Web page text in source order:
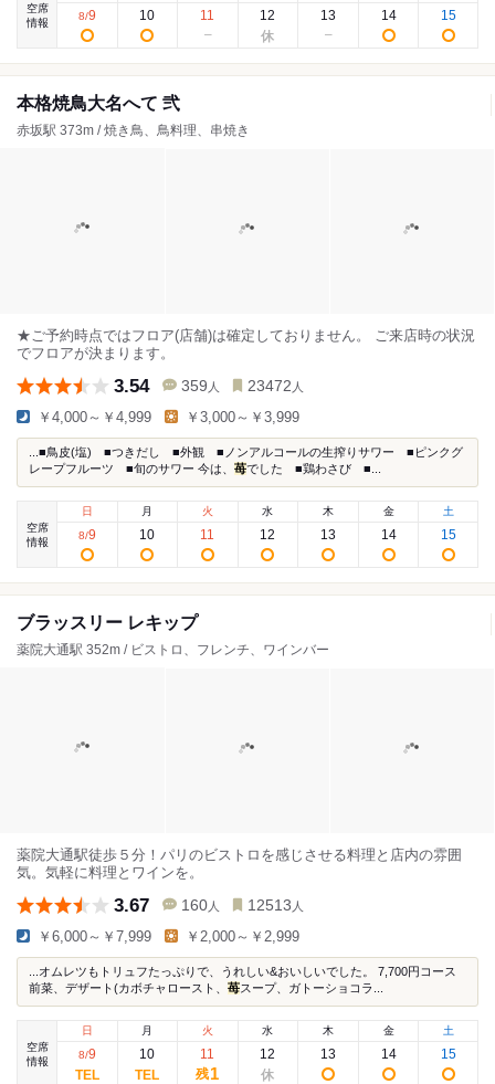
空席
情報
8/9 10 11 12 13 14 15
本格焼鳥大名へて 弐
赤坂駅 373m / 焼き鳥、鳥料理、串焼き
★ご予約時点ではフロア(店舗)は確定しておりません。 ご来店時の状況
でフロアが決まります。
3.54 359 人 23472 人
￥4,000～￥4,999 ￥3,000～￥3,999
...■鳥皮(塩) ■つきだし ■外観 ■ノンアルコールの生搾りサワー ■ピンクグ
レープフルーツ ■旬のサワー 今は、 苺でした ■鶏わさび ■...
空席
情報
日
8/9
月
10
火
11
水
12
木
13
金
14
土
15
ブラッスリー レキップ
薬院大通駅 352m / ビストロ、フレンチ、ワインバー
薬院大通駅徒歩５分！パリのビストロを感じさせる料理と店内の雰囲
気。気軽に料理とワインを。
3.67 160 人 12513 人
￥6,000～￥7,999 ￥2,000～￥2,999
...オムレツもトリュフたっぷりで、うれしい&おいしいでした。 7,700円コース
前菜、デザート(カボチャロースト、 苺スープ、ガトーショコラ...
空席
情報
日
8/9
月
10
火
11
残1
水
12
木
13
金
14
土
15